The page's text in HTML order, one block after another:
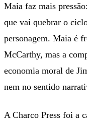
Maia faz mais
que vai quebrar o
personagem. Maia é
McCarthy, mas a
economia moral de
nem no sentido
A Charco Press foi a